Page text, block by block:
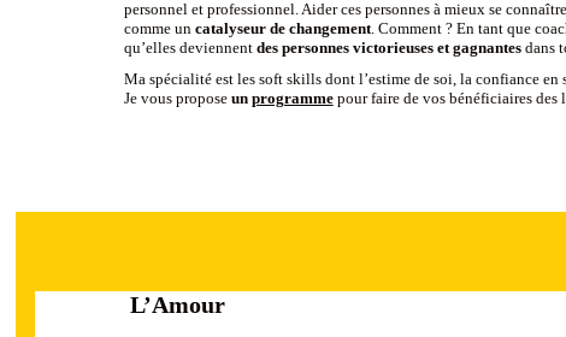
personnel et professionnel. Aider ces personnes à mieux se
comme un catalyseur de changement. Comment ? En tant que
qu’elles deviennent des personnes victorieuses et gagnantesdans
Ma spécialité est les soft skills dont l’estime de soi, la confiance
Je vous propose un programmepour faire de vos bénéficiaires des
L’Amour